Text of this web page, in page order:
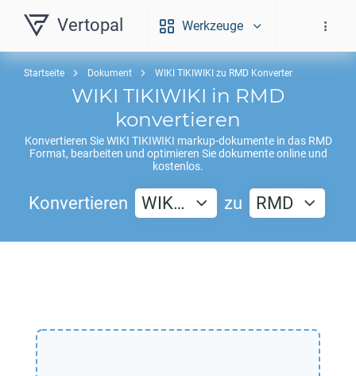
Vertopal Werkzeuge
Startseite Dokument WIKI TIKIWIKI zu RMD Konverter
WIKI TIKIWIKI in RMD
konvertieren
Konvertieren SieWIKI TIKIWIKI markup-dokumente in das RMD
Format, bearbeiten und optimieren Sie dokumente online und
kostenlos.
Konvertieren WIK… zu RMD